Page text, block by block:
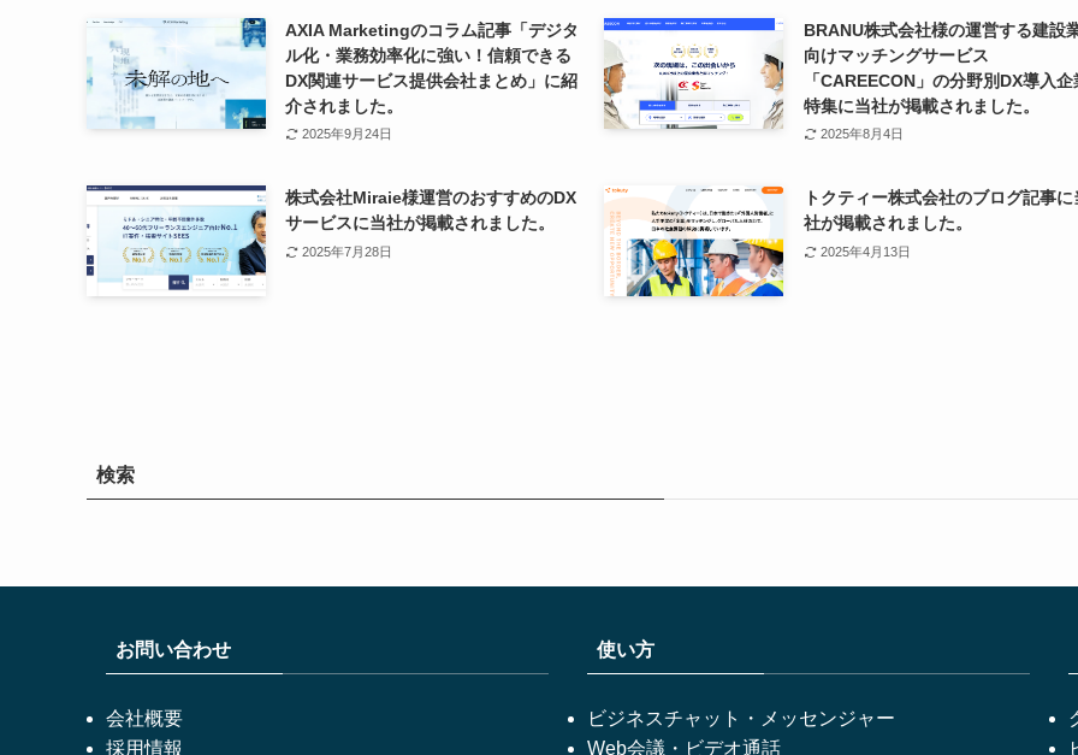
AXIA Marketingのコラム記事「デジタ
ル化・業務効率化に強い！信頼できる
DX関連サービス提供会社まとめ」に紹
介されました。
2025年9月24日
BRANU株式会社様の運営する建設
向けマッチングサービス
「CAREECON」の分野別DX導入企
特集に当社が掲載されました。
2025年8月4日
株式会社Miraie様運営のおすすめのDX
サービスに当社が掲載されました。
2025年7月28日
トクティー株式会社のブログ記事に
社が掲載されました。
2025年4月13日
検索
お問い合わせ
会社概要
採用情報
使い方
ビジネスチャット・メッセンジャー
Web会議・ビデオ通話